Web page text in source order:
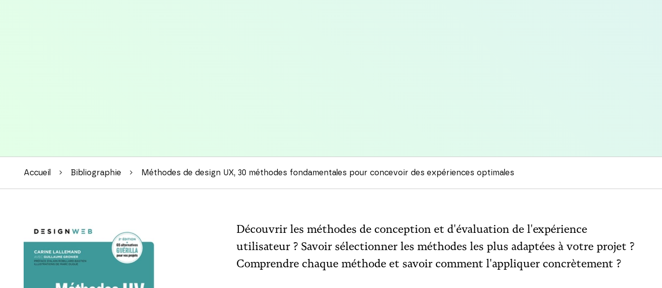
Accueil Bibliographie Méthodes de design UX, 30 méthodes fondamentales pour concevoir des expériences optimales
Découvrir les méthodes de conception et d'évaluation de l'expérience
utilisateur ? Savoir sélectionner les méthodes les plus adaptées à votre projet ?
Comprendre chaque méthode et savoir comment l'appliquer concrètement ?